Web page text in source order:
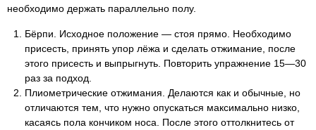
необходимо держать параллельно полу.
Бёрпи. Исходное положение — стоя прямо. Необходимо
присесть, принять упор лёжа и сделать отжимание, после
этого присесть и выпрыгнуть. Повторить упражнение 15—30
раз за подход.
Плиометрические отжимания. Делаются как и обычные, но
отличаются тем, что нужно опускаться максимально низко,
касаясь пола кончиком носа. После этого оттолкнитесь от